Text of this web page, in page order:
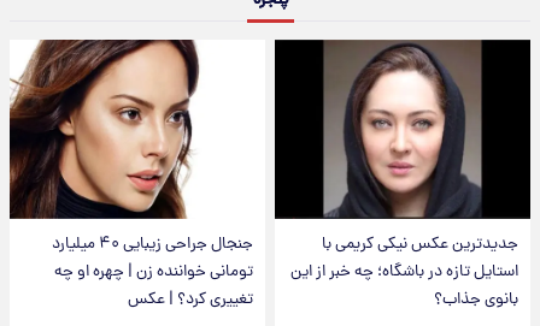
جدیدترین عکس نیکی کریمی با
استایل تازه در باشگاه؛ چه خبر از این
بانوی جذاب؟
جنجال جراحی زیبایی ۴۰ میلیارد
تومانی خواننده زن | چهره او چه
تغییری کرد؟ | عکس